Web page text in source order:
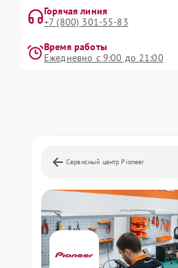
Горячая линия
+7 (800) 301-55-83
Время работы
Ежедневно с 9:00 до 21:00
Сервисный центр Pioneer